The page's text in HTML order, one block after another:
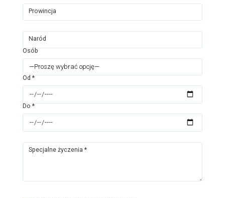
Prowincja
Naród
Osób
Od *
Do *
Specjalne życzenia *